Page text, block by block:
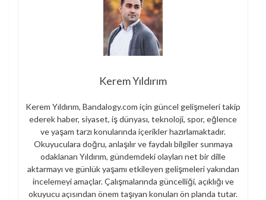
Kerem Yıldırım
Kerem Yıldırım, Bandalogy.com için güncel gelişmeleri takip
ederek haber, siyaset, iş dünyası, teknoloji, spor, eğlence
ve yaşam tarzı konularında içerikler hazırlamaktadır.
Okuyuculara doğru, anlaşılır ve faydalı bilgiler sunmaya
odaklanan Yıldırım, gündemdeki olayları net bir dille
aktarmayı ve günlük yaşamı etkileyen gelişmeleri yakından
incelemeyi amaçlar. Çalışmalarında güncelliği, açıklığı ve
okuyucu açısından önem taşıyan konuları ön planda tutar.